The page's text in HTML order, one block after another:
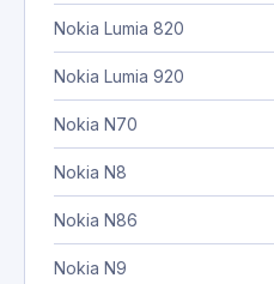
Nokia Lumia 820
Nokia Lumia 920
Nokia N70
Nokia N8
Nokia N86
Nokia N9